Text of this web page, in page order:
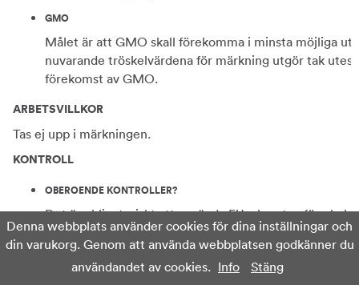
GMO
Målet är att GMO skall förekomma i minsta möjliga
nuvarande tröskelvärdena för märkning utgör tak
förekomst av GMO.
ARBETSVILLKOR
Tas ej upp i märkningen.
KONTROLL
OBEROENDE KONTROLLER?
Det är obligatoriskt att använda EU:s logotyp för
den 1 juli 2010. Ekologisk mat ska dessutom vara
Kontrollorganet ska vara ackrediterat enligt
det vara ett av de fyra godkända kontrollorganen:
Denna webbplats använder cookies för dina inställningar och
din varukorg. Genom att använda webbplatsen godkänner du
användandet av cookies. Info Stäng